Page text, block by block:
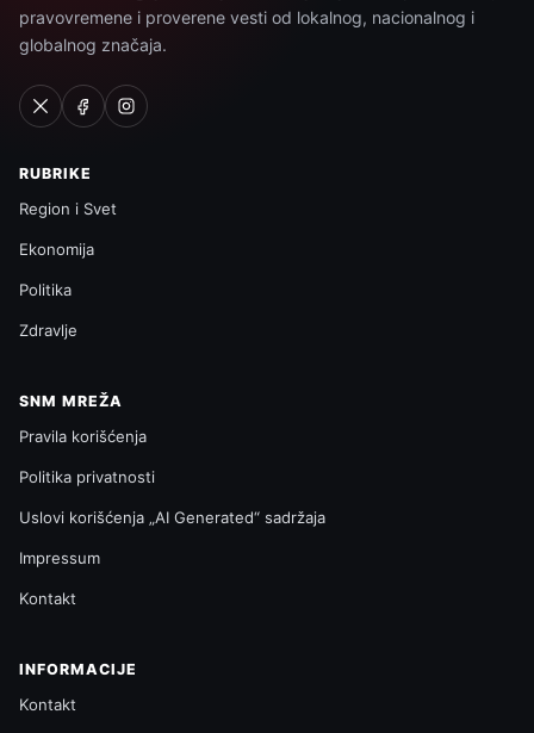
pravovremene i proverene vesti od lokalnog, nacionalnog i
globalnog značaja.
RUBRIKE
Region i Svet
Ekonomija
Politika
Zdravlje
SNM MREŽA
Pravila korišćenja
Politika privatnosti
Uslovi korišćenja „AI Generated“ sadržaja
Impressum
Kontakt
INFORMACIJE
Kontakt